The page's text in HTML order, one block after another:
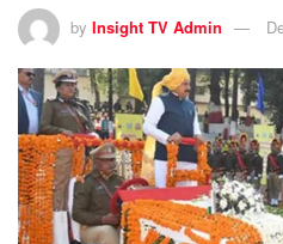
by Insight TV Admin